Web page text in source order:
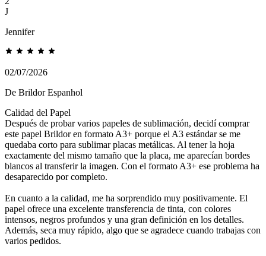
J
Jennifer
02/07/2026
De Brildor Espanhol
Calidad del Papel
Después de probar varios papeles de sublimación, decidí comprar
este papel Brildor en formato A3+ porque el A3 estándar se me
quedaba corto para sublimar placas metálicas. Al tener la hoja
exactamente del mismo tamaño que la placa, me aparecían bordes
blancos al transferir la imagen. Con el formato A3+ ese problema ha
desaparecido por completo.
En cuanto a la calidad, me ha sorprendido muy positivamente. El
papel ofrece una excelente transferencia de tinta, con colores
intensos, negros profundos y una gran definición en los detalles.
Además, seca muy rápido, algo que se agradece cuando trabajas con
varios pedidos.